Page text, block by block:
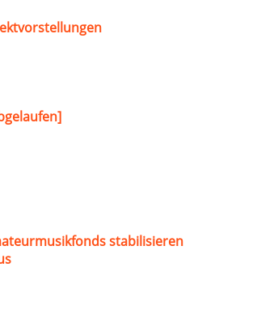
stabilisieren